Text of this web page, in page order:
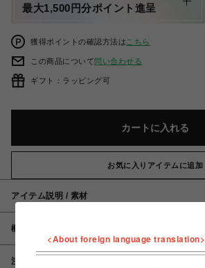
最大1,500円分ポイント進呈
獲得ポイントの確認方法は こちら
この商品について問い合わせる
ギフト：ラッピング可
カートに入れる
お気に入りアイテムに追加
アイテム説明 / 素材
概要
注意事項
<About foreign language translation>